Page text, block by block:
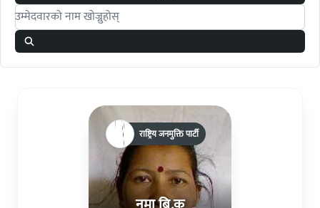
Search candidates
राष्ट्रिय जनमुक्ति पार्टी